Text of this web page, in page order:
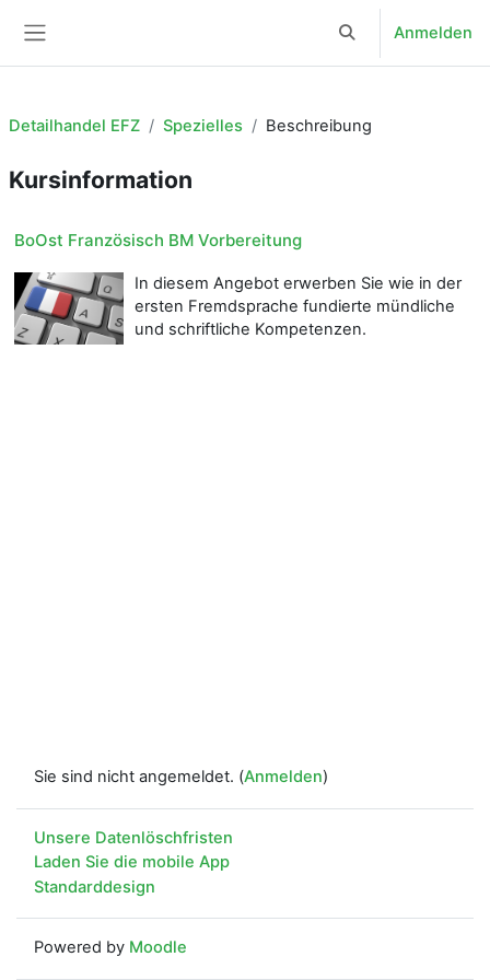
Sucheingabe
Anmelden
Detailhandel EFZ Spezielles Beschreibung
Kursinformation
BoOst Französisch BM Vorbereitung
In diesem Angebot erwerben Sie wie in der
ersten Fremdsprache fundierte mündliche
und schriftliche Kompetenzen.
Sie sind nicht angemeldet. (Anmelden)
Unsere Datenlöschfristen
Laden Sie die mobile App
Standarddesign
Powered by Moodle